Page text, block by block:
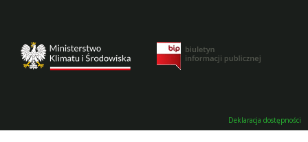
Deklaracja dostępności